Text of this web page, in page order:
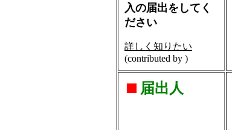
入の届出をしてく
ださい
詳しく知りたい
(contributed by )
届出人